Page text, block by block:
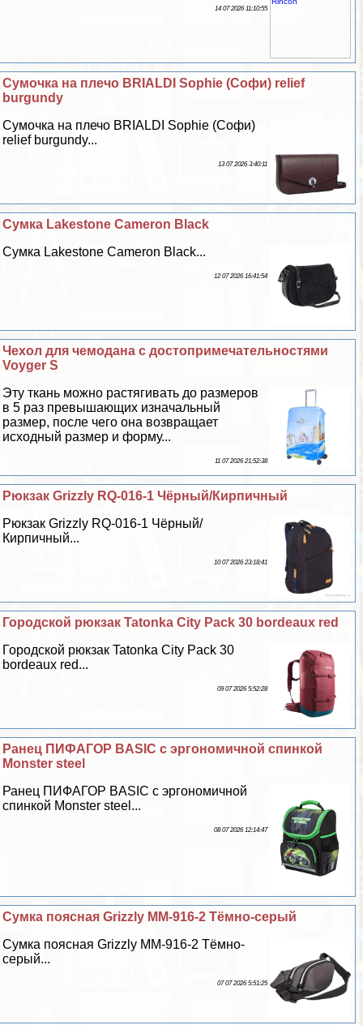
14 07 2026 11:10:55
Сумочка на плечо BRIALDI Sophie (Софи) relief
burgundy
Сумочка на плечо BRIALDI Sophie (Софи)
relief burgundy...
13 07 2026 3:40:11
Сумка Lakestone Cameron Black
Сумка Lakestone Cameron Black...
12 07 2026 16:41:54
Чехол для чемодана с достопримечательностями
Voyger S
Эту ткань можно растягивать до размеров
в 5 раз превышающих изначальный
размер, после чего она возвращает
исходный размер и форму...
11 07 2026 21:52:38
Рюкзак Grizzly RQ-016-1 Чёрный/Кирпичный
Рюкзак Grizzly RQ-016-1 Чёрный/
Кирпичный...
10 07 2026 23:18:41
Городской рюкзак Tatonka City Pack 30 bordeaux red
Городской рюкзак Tatonka City Pack 30
bordeaux red...
09 07 2026 5:52:28
Ранец ПИФАГОР BASIC с эргономичной спинкой
Monster steel
Ранец ПИФАГОР BASIC с эргономичной
спинкой Monster steel...
08 07 2026 12:14:47
Сумка поясная Grizzly MM-916-2 Тёмно-серый
Сумка поясная Grizzly MM-916-2 Тёмно-
серый...
07 07 2026 5:51:25